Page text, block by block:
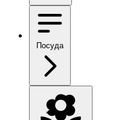
Посуда